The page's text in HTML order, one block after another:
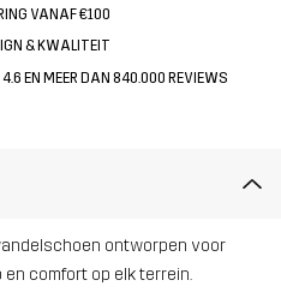
VANAF €100
& KWALITEIT
4.6 EN MEER DAN 840.000 REVIEWS
ontworpen voor
comfort op elk terrein.